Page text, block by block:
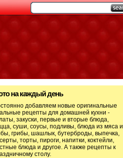
на каждый день
добавляем новые оригинальные
рецепты для домашней кухни -
закуски, первые и вторые блюда,
суши, соусы, подливы, блюда из мяса и
грибы, шашлык, бутерброды, выпечка,
торты, пироги, напитки, коктейли,
блюда и другое. А также рецепты к
столу.